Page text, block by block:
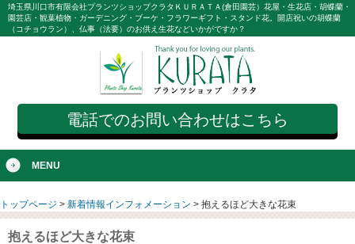
埼玉県川口市有限会社プランツショップクラタＫＵＲＡＴＡ(倉田園芸）花屋・生花店・胡蝶蘭・
園芸店・観葉植物・ガーデニング・ブーケ・フラワーギフト・スタンド花。開店祝いの胡蝶蘭
（コチョウラン）、仏事（法要）のお供え生花などいかがですか？
電話でのお問い合わせはこちら
MENU
トップページ > 新着情報インフォメーション > 抱えるほど大きな花束
抱えるほど大きな花束